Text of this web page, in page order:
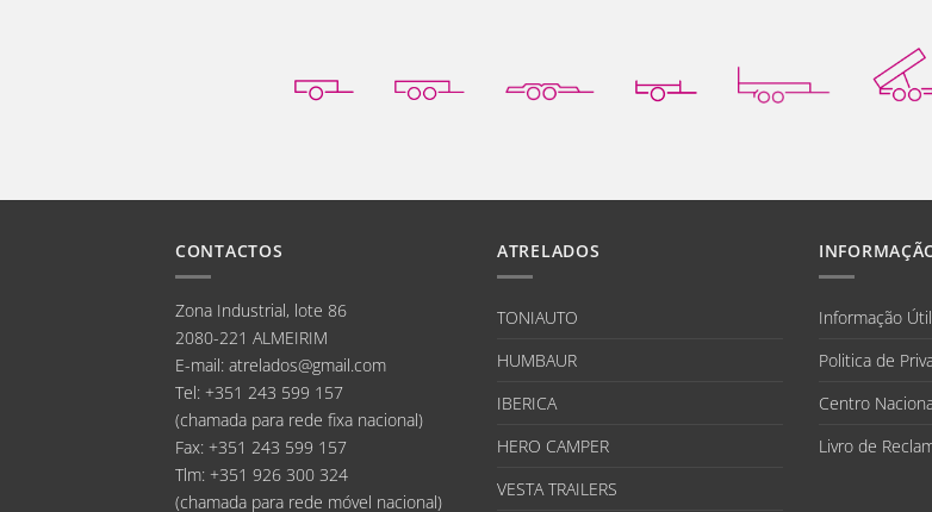
CONTACTOS
Zona Industrial, lote 86
2080-221 ALMEIRIM
E-mail: atrelados@gmail.com
Tel: +351 243 599 157
(chamada para rede fixa nacional)
Fax: +351 243 599 157
Tlm: +351 926 300 324
(chamada para rede móvel nacional)
ATRELADOS
TONIAUTO
HUMBAUR
IBERICA
HERO CAMPER
VESTA TRAILERS
Informação Útil
Politica de
Centro
Livro de